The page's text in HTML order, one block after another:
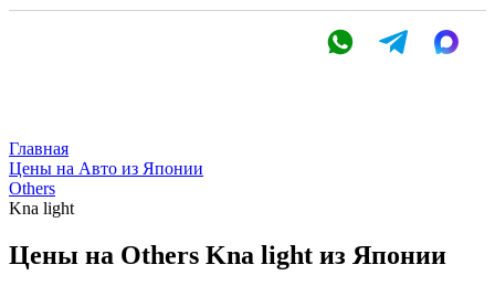
Главная
Цены на Авто из Японии
Others
Kna light
Цены на Others Kna light из Японии